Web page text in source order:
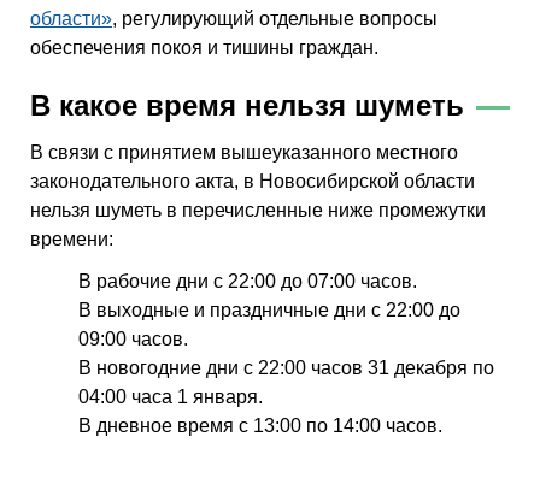
области», регулирующий отдельные вопросы
обеспечения покоя и тишины граждан.
В какое время нельзя шуметь
В связи с принятием вышеуказанного местного
законодательного акта, в Новосибирской области
нельзя шуметь в перечисленные ниже промежутки
времени:
В рабочие дни с 22:00 до 07:00 часов.
В выходные и праздничные дни с 22:00 до
09:00 часов.
В новогодние дни с 22:00 часов 31 декабря по
04:00 часа 1 января.
В дневное время с 13:00 по 14:00 часов.